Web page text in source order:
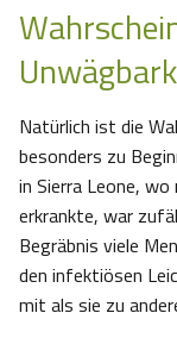
Natürlich ist die
besonders zu
in Sierra Leone,
erkrankte, war
Begräbnis viele
den infektiösen
mit als sie zu